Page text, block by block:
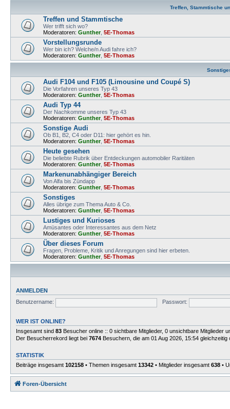
Treffen, Stammtische
Treffen und Stammtische
Wer trifft sich wo?
Moderatoren: Gunther, 5E-Thomas
Vorstellungsrunde
Wer bin ich? Welche/n Audi fahre ich?
Moderatoren: Gunther, 5E-Thomas
Audi F104 und F105 (Limousine und Coupé S)
Die Vorfahren unseres Typ 43
Moderatoren: Gunther, 5E-Thomas
Audi Typ 44
Der Nachkomme unseres Typ 43
Moderatoren: Gunther, 5E-Thomas
Sonstige Audi
Ob B1, B2, C4 oder D11: hier gehört es hin.
Moderatoren: Gunther, 5E-Thomas
Heute gesehen
Die beliebte Rubrik über Entdeckungen automobiler Raritäten
Moderatoren: Gunther, 5E-Thomas
Markenunabhängiger Bereich
Von Alfa bis Zündapp
Moderatoren: Gunther, 5E-Thomas
Sonstiges
Alles übrige zum Thema Auto & Co.
Moderatoren: Gunther, 5E-Thomas
Lustiges und Kurioses
Amüsantes oder Interessantes aus dem Netz
Moderatoren: Gunther, 5E-Thomas
Über dieses Forum
Fragen, Probleme, Kritik und Anregungen sind hier erbeten.
Moderatoren: Gunther, 5E-Thomas
ANMELDEN
Benutzername:
Passwort:
WER IST ONLINE?
Insgesamt sind 83 Besucher online :: 0 sichtbare Mitglieder, 0 unsichtbare Mitglieder
Der Besucherrekord liegt bei 7674 Besuchern, die am 01 Aug 2026, 15:54 gleichzeitig
STATISTIK
Beiträge insgesamt 102158 • Themen insgesamt 13342 • Mitglieder insgesamt 638 •
Foren-Übersicht